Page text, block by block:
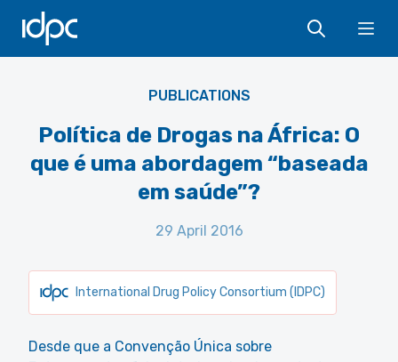
IDPC
PUBLICATIONS
Política de Drogas na África: O
que é uma abordagem “baseada
em saúde”?
29 April 2016
International Drug Policy Consortium (IDPC)
Desde que a Convenção Única sobre